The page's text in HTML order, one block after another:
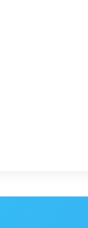
и Тип
и с мобильного
на своем